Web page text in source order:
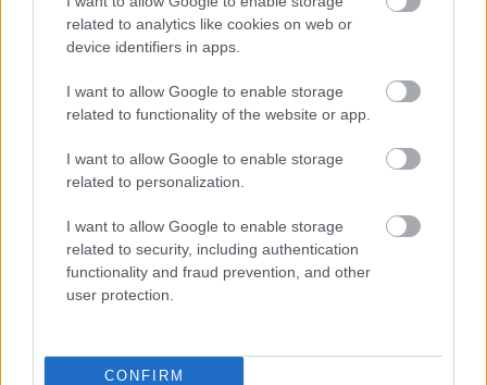
related to analytics like cookies on web or
device identifiers in apps.
I want to allow Google to enable storage
related to functionality of the website or app.
I want to allow Google to enable storage
related to personalization.
I want to allow Google to enable storage
related to security, including authentication
functionality and fraud prevention, and other
user protection.
CONFIRM
15 szupermenő és stílusos esküvői
gaborszakacs• 2018. október 26.
Hímzett míderekkel, gyöngyös minidresszekkel és
végtelen csipketengerrel hódítja meg a modern
menyasszonyokat Naeem Khan. A világhírű tervező
2019-es őszi esküvői kollekciójában felbukkannak a
kezeslábasok és a csillogó partiszettek is. Hölgyeim,